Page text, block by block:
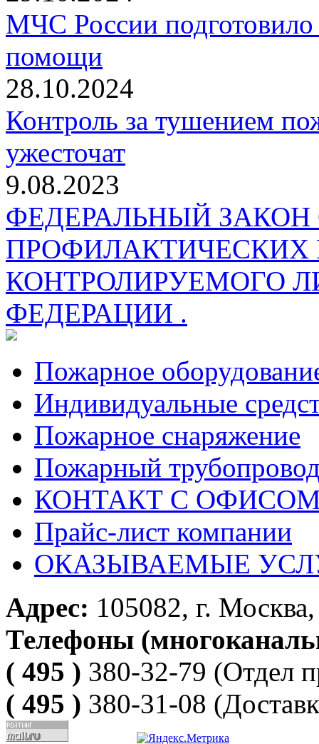
МЧС России
помощи
28.10.2024
Контроль за тушением
ужесточат
9.08.2023
ФЕДЕРАЛЬНЫЙ
КОНТРОЛИРУЕМОГО
ФЕДЕРАЦИИ .
Пожарное
Индивидуальные
Пожарное снаряжение
Пожарный
КОНТАКТ С ОФИСОМ
Прайс-лист компании
ОКАЗЫВАЕМЫЕ
Адрес: 105082, г.
Телефоны
( 495 ) 380-32-79 (Отдел
( 495 ) 380-31-08